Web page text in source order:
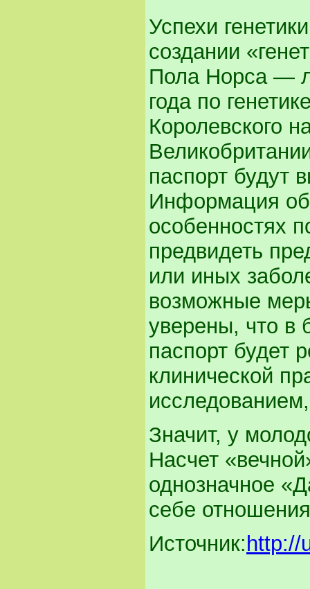
Успехи
создании
Пола Норса —
года по
Королевского
паспорт будут
Информация
особенностях
предвидеть
или иных
возможные
уверены, что в
паспорт будет
клинической
Значит, у
Насчет
однозначное
себе
Источник:http://